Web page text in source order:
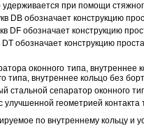
при помощи
обозначает конструкцию
обозначает конструкцию
обозначает конструкцию
оконного типа,
типа, внутреннее кольцо без
стальной сепаратор оконного
геометрией контакта
по внутреннему кольцу и